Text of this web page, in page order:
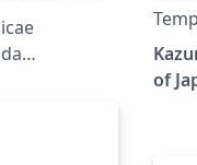
of PASJ,
of